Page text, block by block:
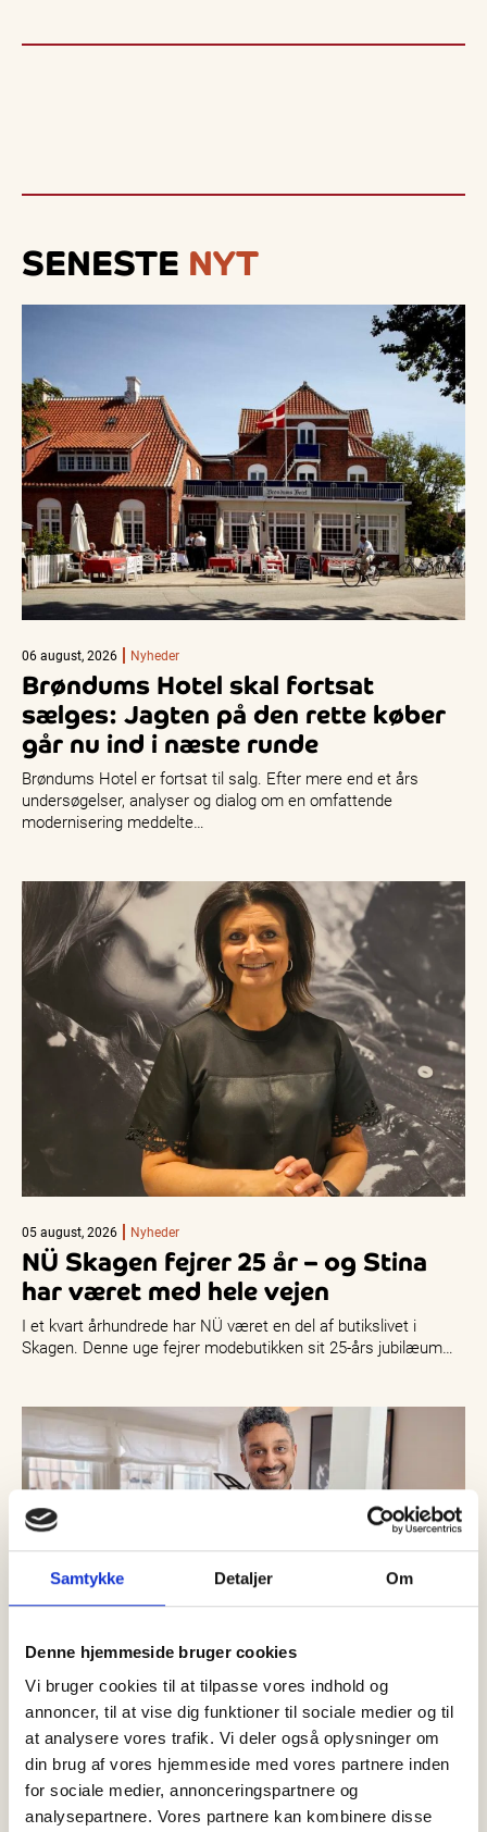
Samtykke Detaljer Om
Denne hjemmeside bruger cookies
Vi bruger cookies til at tilpasse vores indhold og
annoncer, til at vise dig funktioner til sociale medier og til
at analysere vores trafik. Vi deler også oplysninger om
din brug af vores hjemmeside med vores partnere inden
for sociale medier, annonceringspartnere og
analysepartnere. Vores partnere kan kombinere disse
SENESTE NYT
06 august, 2026 Nyheder
Brøndums Hotel skal fortsat
sælges: Jagten på den rette køber
går nu ind i næste runde
Brøndums Hotel er fortsat til salg. Efter mere end et års
undersøgelser, analyser og dialog om en omfattende
modernisering meddelte…
05 august, 2026 Nyheder
NÜ Skagen fejrer 25 år – og Stina
har været med hele vejen
I et kvart århundrede har NÜ været en del af butikslivet i
Skagen. Denne uge fejrer modebutikken sit 25-års jubilæum…
05 august, 2026 Nyheder
Nyt kapitel på Ruths Hotel: Jacob
Brink Lauridsen bliver hotelchef